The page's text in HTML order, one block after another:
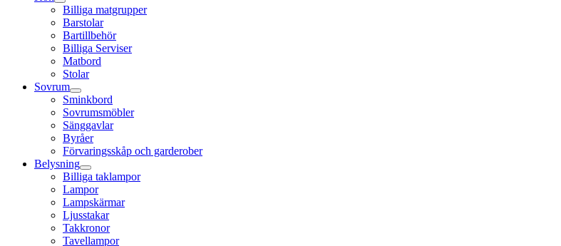
Billiga matgrupper
Barstolar
Bartillbehör
Billiga Serviser
Matbord
Stolar
Sovrum
Sminkbord
Sovrumsmöbler
Sänggavlar
Byråer
Förvaringsskåp och garderober
Belysning
Billiga taklampor
Lampor
Lampskärmar
Ljusstakar
Takkronor
Tavellampor